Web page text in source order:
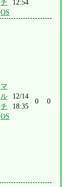
チ
OS
12:54
マ
ル
チ
OS
12/14
18:35
0 0